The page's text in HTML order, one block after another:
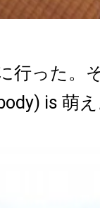
行った。
is 萌